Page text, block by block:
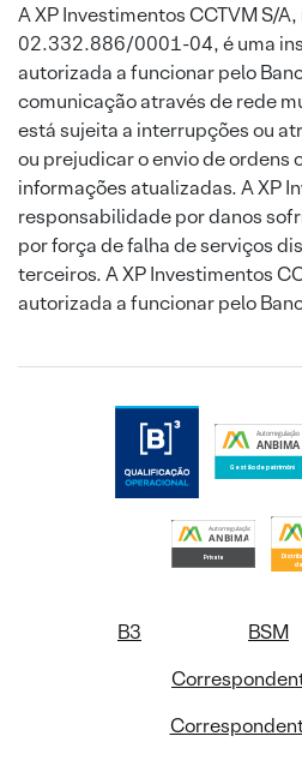
A XP Investimentos CCTVM S/
02.332.886/0001-04, é uma
autorizada a funcionar pelo
comunicação através de rede
está sujeita a interrupções ou
ou prejudicar o envio de ordens
informações atualizadas. A XP
responsabilidade por danos
por força de falha de serviços
terceiros. A XP Investimentos
autorizada a funcionar pelo
B3 BSM